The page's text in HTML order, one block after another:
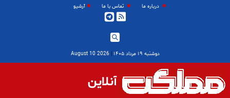
درباره ما تماس با ما آرشیو
دوشنبه ۱۹ مرداد ۱۴۰۵ |
2026 August 10
آنلاین